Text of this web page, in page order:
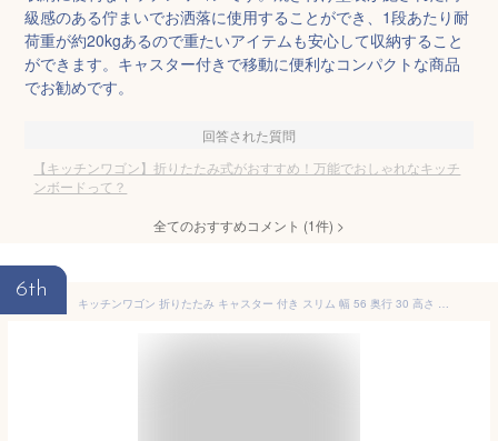
級感のある佇まいでお洒落に使用することができ、1段あたり耐
荷重が約20kgあるので重たいアイテムも安心して収納すること
ができます。キャスター付きで移動に便利なコンパクトな商品
でお勧めです。
回答された質問
【キッチンワゴン】折りたたみ式がおすすめ！万能でおしゃれなキッチ
ンボードって？
全てのおすすめコメント (1件) >
6th
キッチンワゴン 折りたたみ キャスター 付き スリム 幅 56 奥行 30 高さ 71 木目 ナチュラル 脚 スチール 折り畳み コンパクト キッチンカート サイド ワゴン 炊飯台 隙間収納 デスク ランドリー 洗面 収納 隙間ワゴン キャスター 付